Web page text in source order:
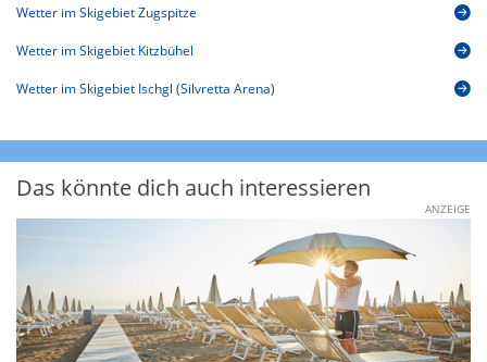
Wetter im Skigebiet Zugspitze
Wetter im Skigebiet Kitzbühel
Wetter im Skigebiet Ischgl (Silvretta Arena)
Das könnte dich auch interessieren
ANZEIGE